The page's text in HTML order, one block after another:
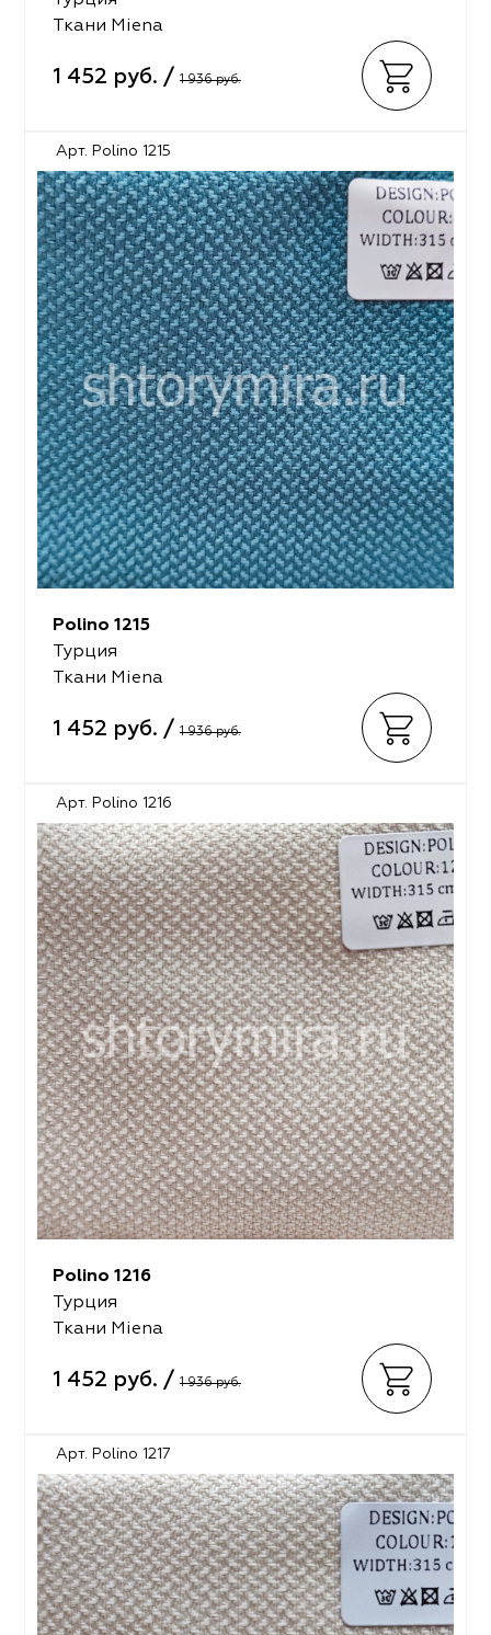
Ткани Miena
1 452 руб. / 1 936 руб.
Арт. Polino 1215
Polino 1215
Турция
Ткани Miena
1 452 руб. / 1 936 руб.
Арт. Polino 1216
Polino 1216
Турция
Ткани Miena
1 452 руб. / 1 936 руб.
Арт. Polino 1217